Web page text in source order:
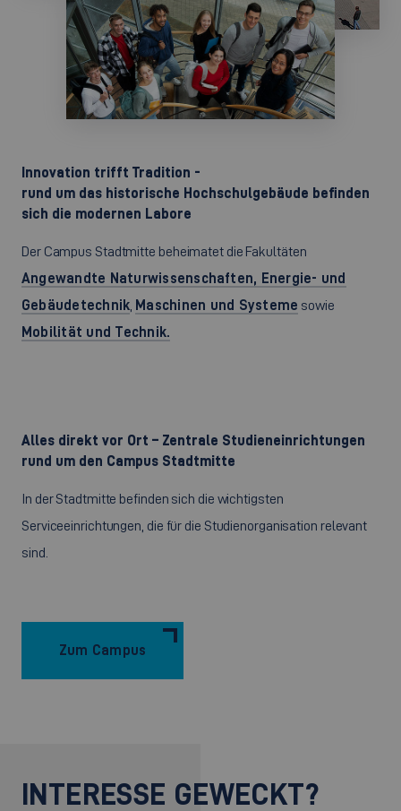
Innovation trifft Tradition -
rund um das historische Hochschulgebäude befinden
sich die modernen Labore
Der Campus Stadtmitte beheimatet die Fakultäten
Angewandte Naturwissenschaften, Energie- und
Gebäudetechnik Maschinen und Systeme sowie
Mobilität und Technik.
Alles direkt vor Ort – Zentrale Studieneinrichtungen
rund um den Campus Stadtmitte
In der Stadtmitte befinden sich die wichtigsten
Serviceeinrichtungen, die für die Studienorganisation relevant
sind.
Zum Campus
INTERESSE GEWECKT?